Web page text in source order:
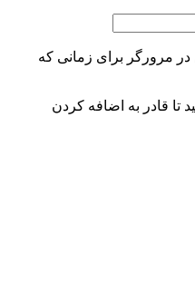
در مرورگر برای زمانی که
تا قادر به اضافه کردن